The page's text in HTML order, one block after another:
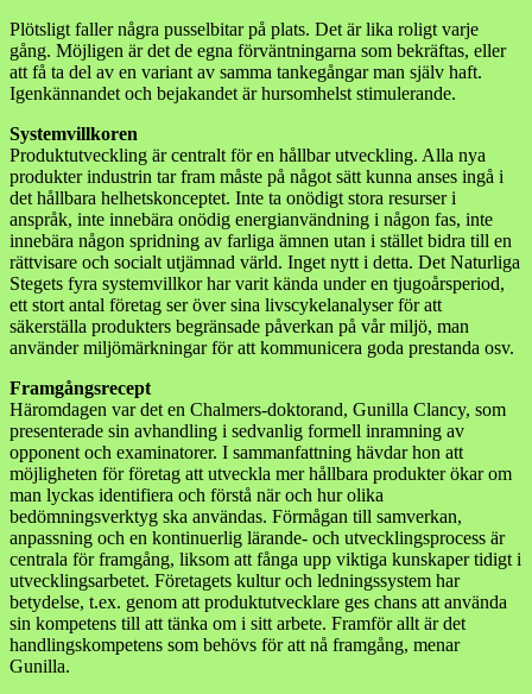
Plötsligt faller några pusselbitar på plats. Det är lika roligt varje
gång. Möjligen är det de egna förväntningarna som bekräftas, eller
att få ta del av en variant av samma tankegångar man själv haft.
Igenkännandet och bejakandet är hursomhelst stimulerande.
Systemvillkoren
Produktutveckling är centralt för en hållbar utveckling. Alla nya
produkter industrin tar fram måste på något sätt kunna anses ingå i
det hållbara helhetskonceptet. Inte ta onödigt stora resurser i
anspråk, inte innebära onödig energianvändning i någon fas, inte
innebära någon spridning av farliga ämnen utan i stället bidra till en
rättvisare och socialt utjämnad värld. Inget nytt i detta. Det Naturliga
Stegets fyra systemvillkor har varit kända under en tjugoårsperiod,
ett stort antal företag ser över sina livscykelanalyser för att
säkerställa produkters begränsade påverkan på vår miljö, man
använder miljömärkningar för att kommunicera goda prestanda osv.
Framgångsrecept
Häromdagen var det en Chalmers-doktorand, Gunilla Clancy, som
presenterade sin avhandling i sedvanlig formell inramning av
opponent och examinatorer. I sammanfattning hävdar hon att
möjligheten för företag att utveckla mer hållbara produkter ökar om
man lyckas identifiera och förstå när och hur olika
bedömningsverktyg ska användas. Förmågan till samverkan,
anpassning och en kontinuerlig lärande- och utvecklingsprocess är
centrala för framgång, liksom att fånga upp viktiga kunskaper tidigt i
utvecklingsarbetet. Företagets kultur och ledningssystem har
betydelse, t.ex. genom att produktutvecklare ges chans att använda
sin kompetens till att tänka om i sitt arbete. Framför allt är det
handlingskompetens som behövs för att nå framgång, menar
Gunilla.